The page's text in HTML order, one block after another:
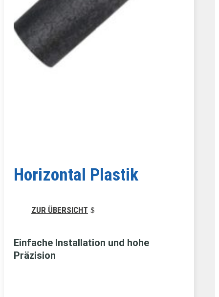
Horizontal Plastik
ZUR ÜBERSICHT
Einfache Installation und hohe
Präzision